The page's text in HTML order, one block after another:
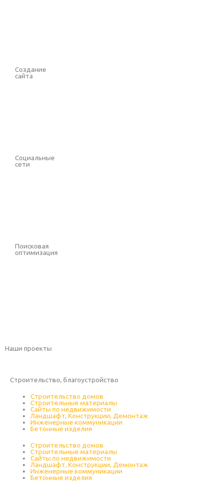
Создание
сайта
Социальные
сети
Поисковая
оптимизация
Наши проекты
Строительство, благоустройство
Строительство домов
Строительные материалы
Сайты по недвижимости
Ландшафт, Конструкции, Демонтаж
Инженерные коммуникации
Бетонные изделия
Строительство домов
Строительные материалы
Сайты по недвижимости
Ландшафт, Конструкции, Демонтаж
Инженерные коммуникации
Бетонные изделия